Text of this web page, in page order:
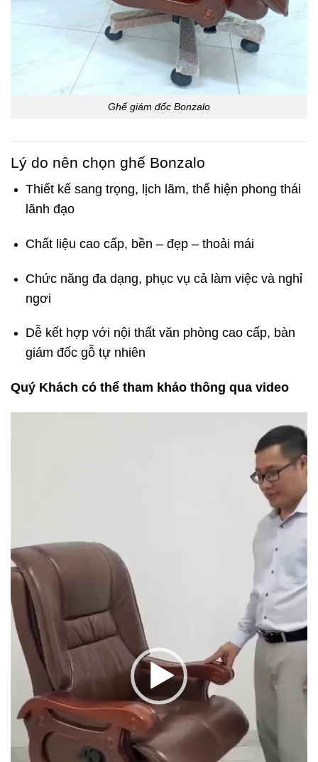
Ghế giám đốc Bonzalo
Lý do nên chọn ghế Bonzalo
Thiết kế sang trọng, lịch lãm, thể hiện phong thái
lãnh đạo
Chất liệu cao cấp, bền – đẹp – thoải mái
Chức năng đa dạng, phục vụ cả làm việc và nghỉ
ngơi
Dễ kết hợp với nội thất văn phòng cao cấp, bàn
giám đốc gỗ tự nhiên
Quý Khách có thể tham khảo thông qua video